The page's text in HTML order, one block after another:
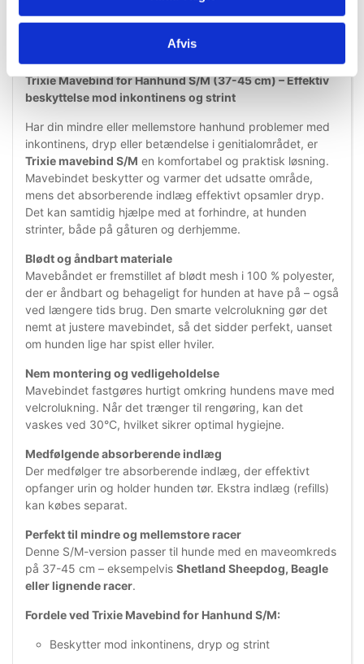
Afvis
Information Specifikationer
Trixie Mavebind for Hanhund S/M (37-45 cm) – Effektiv
beskyttelse mod inkontinens og strint
Har din mindre eller mellemstore hanhund problemer med
inkontinens, dryp eller betændelse i genitialområdet, er
Trixie mavebind S/M en komfortabel og praktisk løsning.
Mavebindet beskytter og varmer det udsatte område,
mens det absorberende indlæg effektivt opsamler dryp.
Det kan samtidig hjælpe med at forhindre, at hunden
strinter, både på gåturen og derhjemme.
Blødt og åndbart materiale
Mavebåndet er fremstillet af blødt mesh i 100 % polyester,
der er åndbart og behageligt for hunden at have på – også
ved længere tids brug. Den smarte velcrolukning gør det
nemt at justere mavebindet, så det sidder perfekt, uanset
om hunden lige har spist eller hviler.
Nem montering og vedligeholdelse
Mavebindet fastgøres hurtigt omkring hundens mave med
velcrolukning. Når det trænger til rengøring, kan det
vaskes ved 30°C, hvilket sikrer optimal hygiejne.
Medfølgende absorberende indlæg
Der medfølger tre absorberende indlæg, der effektivt
opfanger urin og holder hunden tør. Ekstra indlæg (refills)
kan købes separat.
Perfekt til mindre og mellemstore racer
Denne S/M-version passer til hunde med en maveomkreds
på 37-45 cm – eksempelvis Shetland Sheepdog, Beagle
eller lignende racer.
Fordele ved Trixie Mavebind for Hanhund S/M:
Beskytter mod inkontinens, dryp og strint